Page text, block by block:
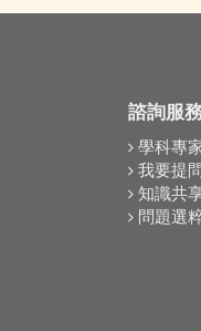
諮詢服
學科專
我要提問
知識共
問題選